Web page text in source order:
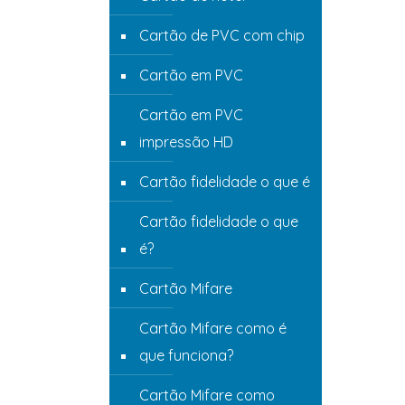
Cartão de PVC com chip
Cartão em PVC
Cartão em PVC
impressão HD
Cartão fidelidade o que é
Cartão fidelidade o que
é?
Cartão Mifare
Cartão Mifare como é
que funciona?
Cartão Mifare como